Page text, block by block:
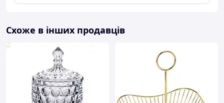
Схоже в інших продавців